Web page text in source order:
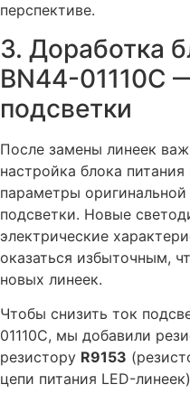
перспективе.
3. Доработка
BN44-01110C
подсветки
После замены линеек
настройка блока
параметры
подсветки. Новые
электрические
оказаться избыточным,
новых линеек.
Чтобы снизить ток
01110C, мы добавили
резистору R9153
цепи питания LED-